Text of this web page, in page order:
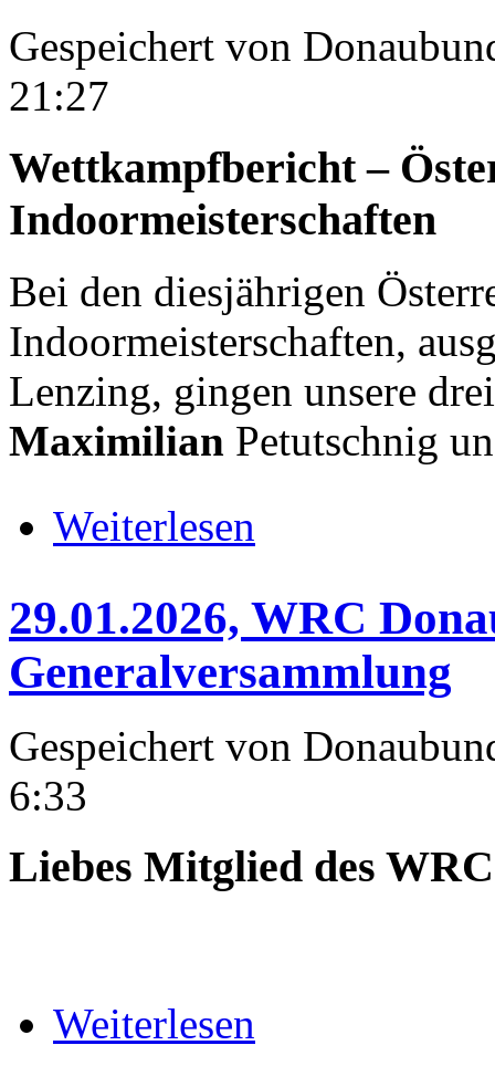
Gespeichert von
21:27
Wettkampfbericht –
Indoormeisterschaften
Bei den diesjährigen
Indoormeisterschaften,
Lenzing, gingen unsere
Maximilian Petutschnig
Weiterlesen
29.01.2026, WRC
Generalversammlung
Gespeichert von
6:33
Liebes Mitglied des
Weiterlesen